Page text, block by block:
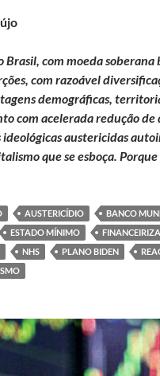
Brasil, com moeda
com razoável
demográficas,
com acelerada redução
austericidas
que se esboça.
AUSTERICÍDIO BANCO
ESTADO MÍNIMO
NHS PLANO BIDEN